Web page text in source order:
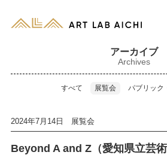
アーカイブ
Archives
すべて 展覧会 パブリック
2024年7月14日 展覧会
Beyond A and Z（愛知県立芸術